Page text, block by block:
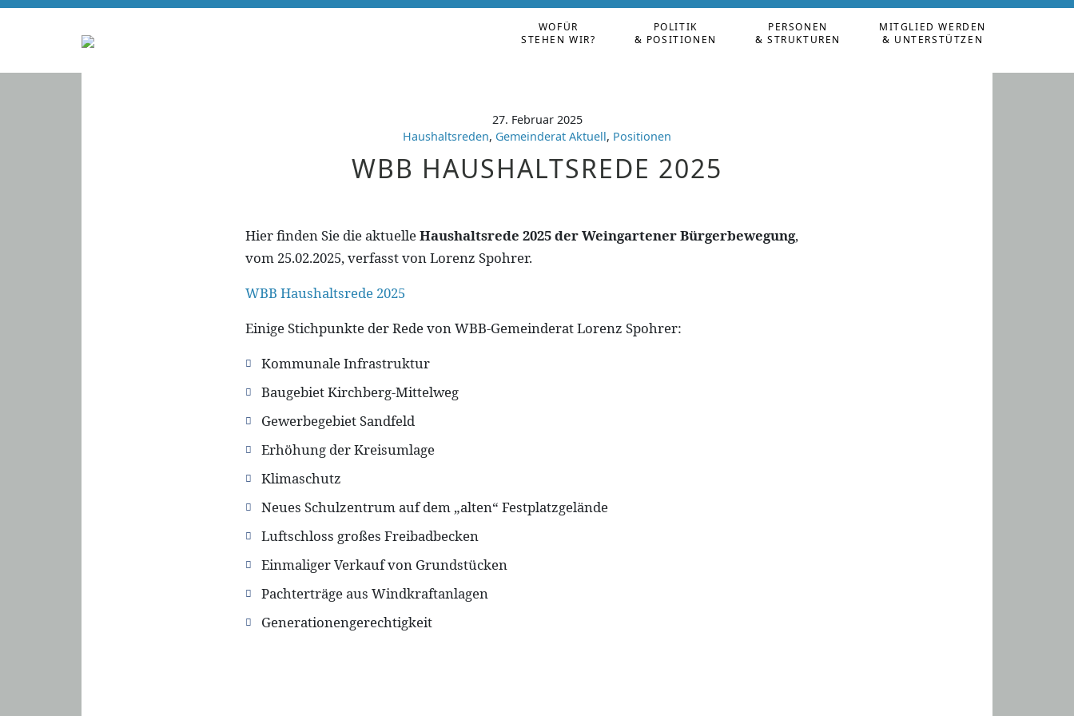
WOFÜR
STEHEN WIR?
POLITIK
& POSITIONEN
PERSONEN
& STRUKTUREN
MITGLIED WERDEN
& UNTERSTÜTZEN
27. Februar 2025
Haushaltsreden, Gemeinderat Aktuell, Positionen
WBB HAUSHALTSREDE 2025
Hier finden Sie die aktuelleHaushaltsrede 2025 der Weingartener Bürgerbewegung,
vom 25.02.2025, verfasst von Lorenz Spohrer.
WBB Haushaltsrede 2025
Einige Stichpunkte der Rede von WBB-Gemeinderat Lorenz Spohrer:
Kommunale Infrastruktur
Baugebiet Kirchberg-Mittelweg
Gewerbegebiet Sandfeld
Erhöhung der Kreisumlage
Klimaschutz
Neues Schulzentrum auf dem „alten“ Festplatzgelände
Luftschloss großes Freibadbecken
Einmaliger Verkauf von Grundstücken
Pachterträge aus Windkraftanlagen
Generationengerechtigkeit